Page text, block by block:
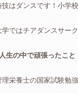
技はダンスです！小学
学ではチアダンスサー
生の中で頑張ったこと
理栄養士の国家試験勉